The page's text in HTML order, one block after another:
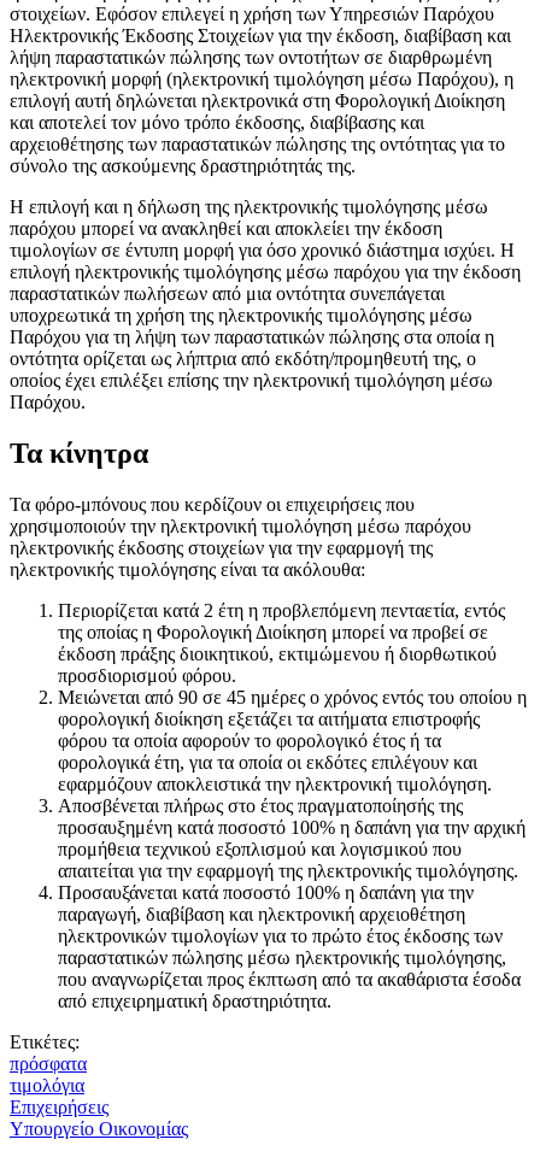
στοιχείων. Εφόσον επιλεγεί η χρήση των Υπηρεσιών Παρόχου
Ηλεκτρονικής Έκδοσης Στοιχείων για την έκδοση, διαβίβαση και
λήψη παραστατικών πώλησης των οντοτήτων σε διαρθρωμένη
ηλεκτρονική μορφή (ηλεκτρονική τιμολόγηση μέσω Παρόχου), η
επιλογή αυτή δηλώνεται ηλεκτρονικά στη Φορολογική Διοίκηση
και αποτελεί τον μόνο τρόπο έκδοσης, διαβίβασης και
αρχειοθέτησης των παραστατικών πώλησης της οντότητας για το
σύνολο της ασκούμενης δραστηριότητάς της.
Η επιλογή και η δήλωση της ηλεκτρονικής τιμολόγησης μέσω
παρόχου μπορεί να ανακληθεί και αποκλείει την έκδοση
τιμολογίων σε έντυπη μορφή για όσο χρονικό διάστημα ισχύει. Η
επιλογή ηλεκτρονικής τιμολόγησης μέσω παρόχου για την έκδοση
παραστατικών πωλήσεων από μια οντότητα συνεπάγεται
υποχρεωτικά τη χρήση της ηλεκτρονικής τιμολόγησης μέσω
Παρόχου για τη λήψη των παραστατικών πώλησης στα οποία η
οντότητα ορίζεται ως λήπτρια από εκδότη/προμηθευτή της, ο
οποίος έχει επιλέξει επίσης την ηλεκτρονική τιμολόγηση μέσω
Παρόχου.
Τα κίνητρα
Τα φόρο-μπόνους που κερδίζουν οι επιχειρήσεις που
χρησιμοποιούν την ηλεκτρονική τιμολόγηση μέσω παρόχου
ηλεκτρονικής έκδοσης στοιχείων για την εφαρμογή της
ηλεκτρονικής τιμολόγησης είναι τα ακόλουθα:
Περιορίζεται κατά 2 έτη η προβλεπόμενη πενταετία, εντός
της οποίας η Φορολογική Διοίκηση μπορεί να προβεί σε
έκδοση πράξης διοικητικού, εκτιμώμενου ή διορθωτικού
προσδιορισμού φόρου.
Μειώνεται από 90 σε 45 ημέρες ο χρόνος εντός του οποίου η
φορολογική διοίκηση εξετάζει τα αιτήματα επιστροφής
φόρου τα οποία αφορούν το φορολογικό έτος ή τα
φορολογικά έτη, για τα οποία οι εκδότες επιλέγουν και
εφαρμόζουν αποκλειστικά την ηλεκτρονική τιμολόγηση.
Αποσβένεται πλήρως στο έτος πραγματοποίησής της
προσαυξημένη κατά ποσοστό 100% η δαπάνη για την αρχική
προμήθεια τεχνικού εξοπλισμού και λογισμικού που
απαιτείται για την εφαρμογή της ηλεκτρονικής τιμολόγησης.
Προσαυξάνεται κατά ποσοστό 100% η δαπάνη για την
παραγωγή, διαβίβαση και ηλεκτρονική αρχειοθέτηση
ηλεκτρονικών τιμολογίων για το πρώτο έτος έκδοσης των
παραστατικών πώλησης μέσω ηλεκτρονικής τιμολόγησης,
που αναγνωρίζεται προς έκπτωση από τα ακαθάριστα έσοδα
από επιχειρηματική δραστηριότητα.
Ετικέτες:
πρόσφατα
τιμολόγια
Επιχειρήσεις
Υπουργείο Οικονομίας